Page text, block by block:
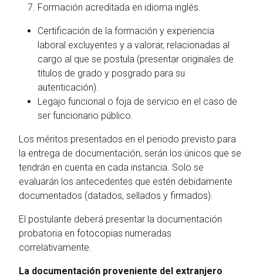
Formación acreditada en idioma inglés.
Certificación de la formación y experiencia
laboral excluyentes y a valorar, relacionadas al
cargo al que se postula (presentar originales de
títulos de grado y posgrado para su
autenticación).
Legajo funcional o foja de servicio en el caso de
ser funcionario público.
Los méritos presentados en el periodo previsto para
la entrega de documentación, serán los únicos que se
tendrán en cuenta en cada instancia. Solo se
evaluarán los antecedentes que estén debidamente
documentados (datados, sellados y firmados).
El postulante deberá presentar la documentación
probatoria en fotocopias numeradas
correlativamente.
La documentación proveniente del extranjero